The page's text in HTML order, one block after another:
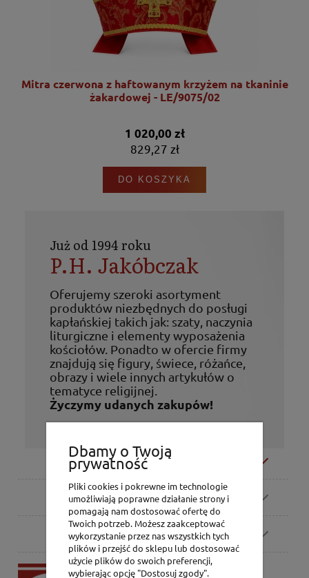
Mitra czerwona z haftowanym krzyżem na tkaninie
żakardowej - LE/9075/02
1 020,00 zł
829,27 zł
DO KOSZYKA
Już od 1994 roku
P.H. Jakóbczak
Oferujemy szeroki asortyment
produktów niezbędnych do posługi
kapłańskiej takich jak: szaty, naczynia
liturgiczne i elementy wyposażenia
kościołów. Ponadto w ofercie firmy
znajdują się figury, świece, różańce,
obrazy i wiele innych artykułów o
tematyce religijnej.
Życzymy udanych zakupów!
Moje konto
Zamówienia
Pomoc
P.H. Jakóbczak
Dbamy o Twoją
prywatność
Pliki cookies i pokrewne im technologie
umożliwiają poprawne działanie strony i
pomagają nam dostosować ofertę do
Twoich potrzeb. Możesz zaakceptować
wykorzystanie przez nas wszystkich tych
plików i przejść do sklepu lub dostosować
użycie plików do swoich preferencji,
wybierając opcję "Dostosuj zgody".